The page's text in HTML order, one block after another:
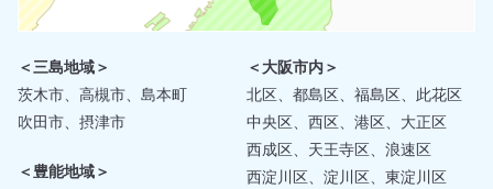
＜三島地域＞
茨木市、高槻市、島本町
吹田市、摂津市
＜豊能地域＞
＜大阪市内＞
北区、都島区、福島区、此花区
中央区、西区、港区、大正区
西成区、天王寺区、浪速区
西淀川区、淀川区、東淀川区